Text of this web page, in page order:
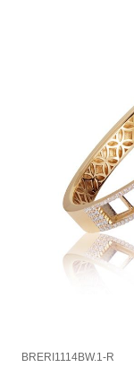
BRERI1114BW.1-R